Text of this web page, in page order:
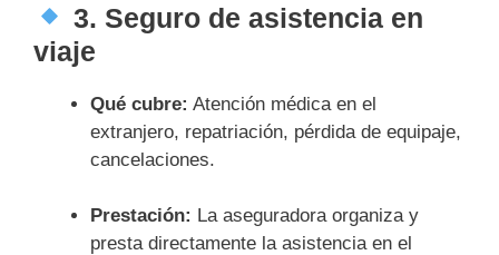
3. Seguro de asistencia en
viaje
Qué cubre: Atención médica en el
extranjero, repatriación, pérdida de equipaje,
cancelaciones.
Prestación: La aseguradora organiza y
presta directamente la asistencia en el